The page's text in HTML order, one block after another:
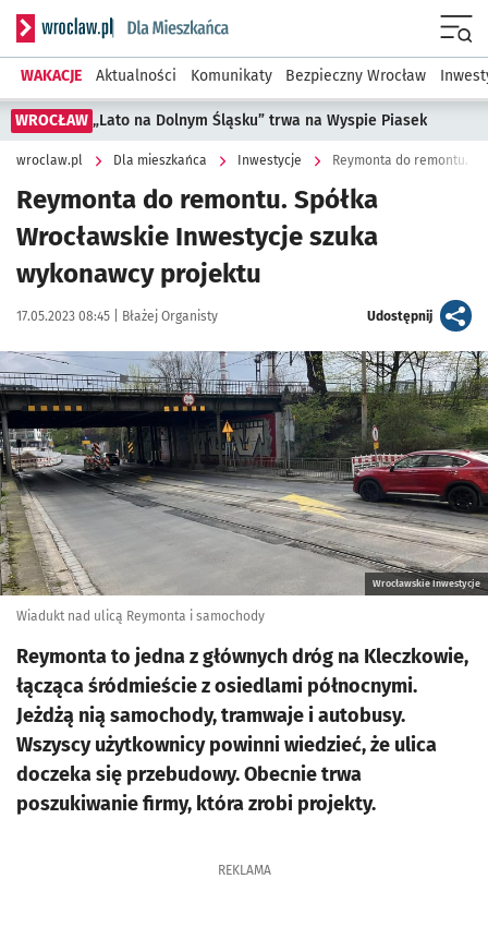
Serwis informacyjny wroclaw.pl podserwis: Dla mieszkańca
WAKACJE Aktualności Komunikaty Bezpieczny Wrocław
WROCŁAW „Lato na Dolnym Śląsku” trwa na Wyspie Piasek
wroclaw.pl Dla mieszkańca Inwestycje Reymonta do remontu.
Reymonta do remontu. Spółka
Wrocławskie Inwestycje szuka
wykonawcy projektu
Data publikacji:
17.05.2023 08:45 | Autor:
Błażej Organisty Udostępnijartykuł
Kliknij, aby powiększyć
Wrocławskie Inwestycje
Wiadukt nad ulicą Reymonta i samochody
Reymonta to jedna z głównych dróg na Kleczkowie,
łącząca śródmieście z osiedlami północnymi.
Jeżdżą nią samochody, tramwaje i autobusy.
Wszyscy użytkownicy powinni wiedzieć, że ulica
doczeka się przebudowy. Obecnie trwa
poszukiwanie firmy, która zrobi projekty.
REKLAMA